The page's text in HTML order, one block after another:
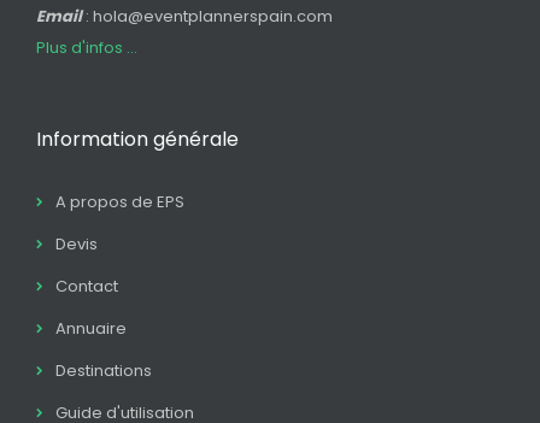
Email: hola@eventplannerspain.com
Plus d'infos ...
Information générale
A propos de EPS
Devis
Contact
Annuaire
Destinations
Guide d'utilisation